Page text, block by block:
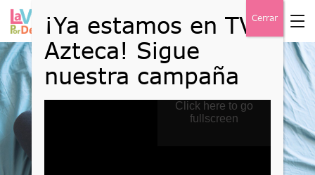
Click here to go
fullscreen